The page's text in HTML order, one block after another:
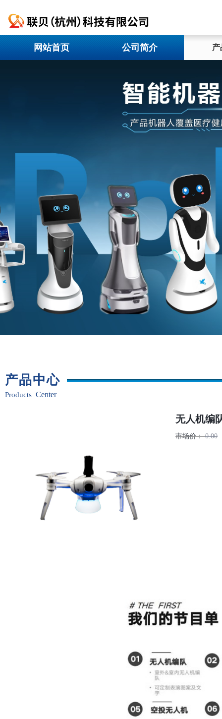
网站首页 公司简介 产
产品中心
Products Center
无人机编
市场价：0.00